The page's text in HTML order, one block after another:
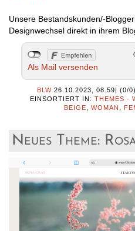
Unsere Bestandskunden/-
Designwechsel direkt in ihrem
Als Mail versenden
BLW 26.10.2023, 08.59| (0/0)
EINSORTIERT IN: THEMES -
BEIGE
WOMAN
Neues Theme: